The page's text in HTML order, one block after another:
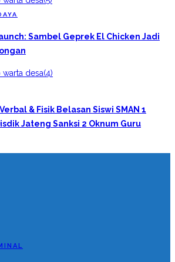
Sambel Geprek El Chicken Jadi
& Fisik Belasan Siswi SMAN 1
Jateng Sanksi 2 Oknum Guru